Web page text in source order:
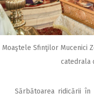
Moaştele Sfinţilor Mucenici
catedrala
Sărbătoarea ridicării în